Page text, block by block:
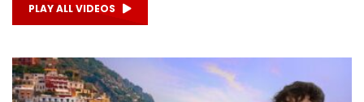
PLAY ALL VIDEOS